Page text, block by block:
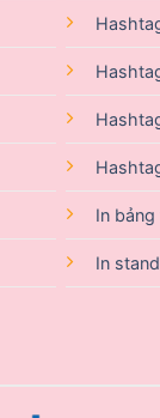
In
In